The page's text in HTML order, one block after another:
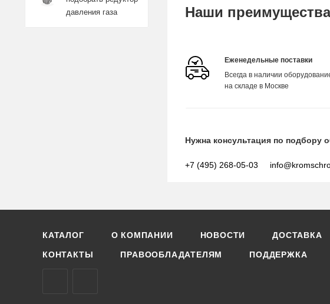
Наши преимущества
Еженедельные поставки
Всегда в наличии
на складе в Москве
Нужна консультация по подбору
+7 (495) 268-05-03
давления газа
КАТАЛОГ О КОМПАНИИ НОВОСТИ ДОСТАВКА
КОНТАКТЫ ПРАВООБЛАДАТЕЛЯМ ПОДДЕРЖКА